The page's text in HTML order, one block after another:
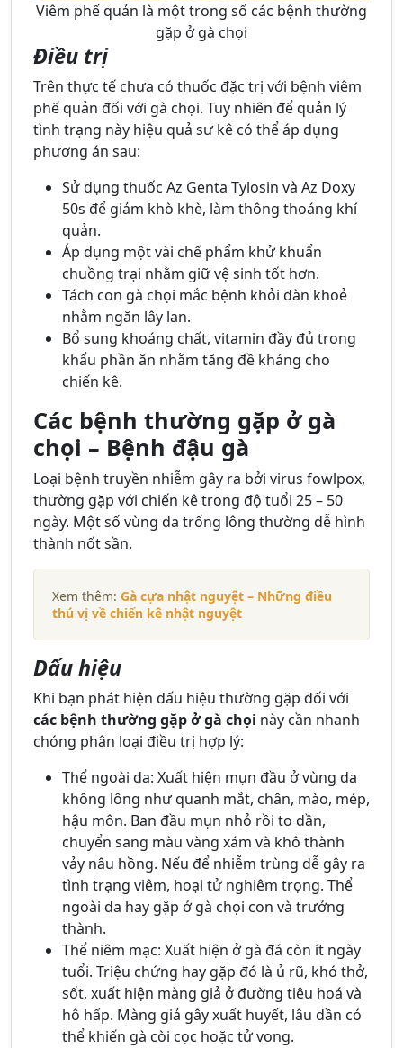
Viêm phế quản là một trong số các bệnh thường
gặp ở gà chọi
Điều trị
Trên thực tế chưa có thuốc đặc trị với bệnh viêm
phế quản đối với gà chọi. Tuy nhiên để quản lý
tình trạng này hiệu quả sư kê có thể áp dụng
phương án sau:
Sử dụng thuốc Az Genta Tylosin và Az Doxy
50s để giảm khò khè, làm thông thoáng khí
quản.
Áp dụng một vài chế phẩm khử khuẩn
chuồng trại nhằm giữ vệ sinh tốt hơn.
Tách con gà chọi mắc bệnh khỏi đàn khoẻ
nhằm ngăn lây lan.
Bổ sung khoáng chất, vitamin đầy đủ trong
khẩu phần ăn nhằm tăng đề kháng cho
chiến kê.
Các bệnh thường gặp ở gà
chọi – Bệnh đậu gà
Loại bệnh truyền nhiễm gây ra bởi virus fowlpox,
thường gặp với chiến kê trong độ tuổi 25 – 50
ngày. Một số vùng da trống lông thường dễ hình
thành nốt sần.
Xem thêm: Gà cựa nhật nguyệt – Những điều
thú vị về chiến kê nhật nguyệt
Dấu hiệu
Khi bạn phát hiện dấu hiệu thường gặp đối với
các bệnh thường gặp ở gà chọi này cần nhanh
chóng phân loại điều trị hợp lý:
Thể ngoài da: Xuất hiện mụn đầu ở vùng da
không lông như quanh mắt, chân, mào, mép,
hậu môn. Ban đầu mụn nhỏ rồi to dần,
chuyển sang màu vàng xám và khô thành
vảy nâu hồng. Nếu để nhiễm trùng dễ gây ra
tình trạng viêm, hoại tử nghiêm trọng. Thể
ngoài da hay gặp ở gà chọi con và trưởng
thành.
Thể niêm mạc: Xuất hiện ở gà đá còn ít ngày
tuổi. Triệu chứng hay gặp đó là ủ rũ, khó thở,
sốt, xuất hiện màng giả ở đường tiêu hoá và
hô hấp. Màng giả gây xuất huyết, lâu dần có
thể khiến gà còi cọc hoặc tử vong.